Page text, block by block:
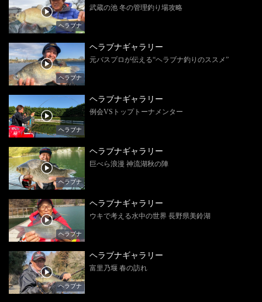
ヘラブナ
武蔵の池 冬の管理釣り場攻略
ヘラブナ
ヘラブナギャラリー
元バスプロが伝える“ヘラブナ釣りのススメ”
ヘラブナ
ヘラブナギャラリー
例会VSトップトーナメンター
ヘラブナ
ヘラブナギャラリー
巨べら浪漫 神流湖秋の陣
ヘラブナ
ヘラブナギャラリー
ウキで考える水中の世界 長野県美鈴湖
ヘラブナ
ヘラブナギャラリー
富里乃堰 春の訪れ